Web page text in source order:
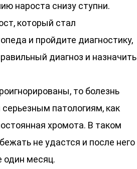
нароста снизу ступни.
который стал
и пройдите диагностику,
диагноз и назначить
то болезнь
патологиям, как
хромота. В таком
не удастся и после него
один месяц.